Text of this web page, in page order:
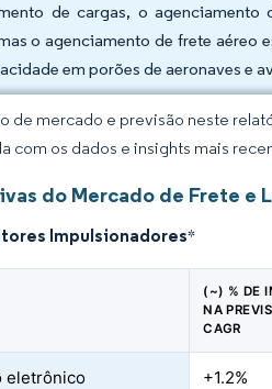
de cargas, o
o agenciamento de frete aéreo
em porões de aeronaves e
de mercado e previsão neste
com os dados e insights mais
do Mercado de Frete e
Impulsionadores*
(~) % DE
NA
CAGR
eletrônico
+1.2%